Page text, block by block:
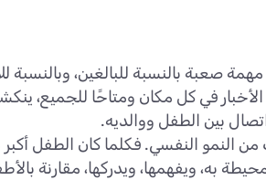
صعبة بالنسبة للبالغين، وبالنسبة
في كل مكان ومتاحًا للجميع،
بين الطفل ووالديه.
النفسي. فكلما كان الطفل أكبر